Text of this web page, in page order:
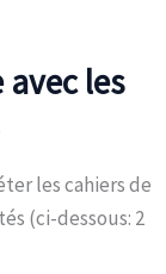
avec les
les cahiers de
(ci-dessous: 2